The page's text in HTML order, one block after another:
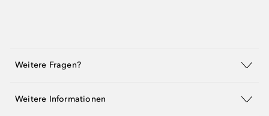
Weitere Fragen?
Weitere Informationen